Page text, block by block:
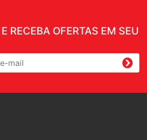
RECEBA OFERTAS EM SEU